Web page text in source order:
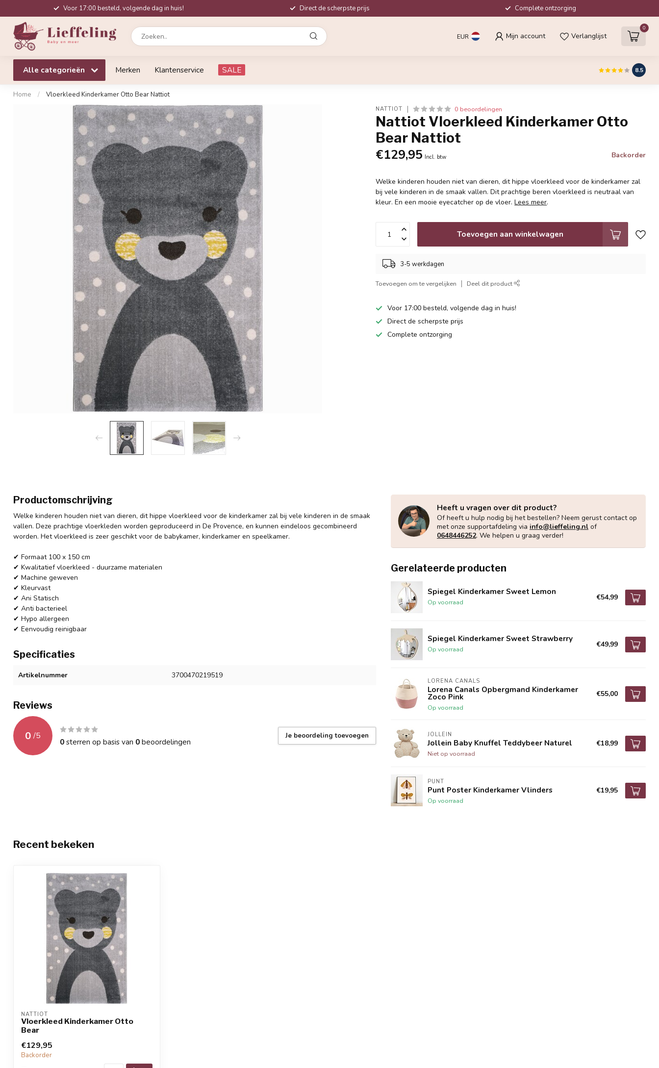
Voor 17:00 besteld, volgende dag in huis! Direct de scherpste prijs Complete ontzorging
EUR Mijn account Verlanglijst
0
Alle categorieën Merken Klantenservice SALE 8.5
Home / Vloerkleed Kinderkamer Otto Bear Nattiot
NATTIOT 0 beoordelingen
Nattiot Vloerkleed Kinderkamer Otto
Bear Nattiot
€129,95 Incl. btw Backorder
Welke kinderen houden niet van dieren, dit hippe vloerkleed voor de kinderkamer zal
bij vele kinderen in de smaak vallen. Dit prachtige beren vloerkleed is neutraal van
kleur. En een mooie eyecatcher op de vloer.Lees meer.
Toevoegen aan winkelwagen
3-5 werkdagen
Toevoegen om te vergelijken Deel dit product
Voor 17:00 besteld, volgende dag in huis!
Direct de scherpste prijs
Complete ontzorging
Productomschrijving
Welke kinderen houden niet van dieren, dit hippe vloerkleed voor de kinderkamer zal bij vele kinderen in de smaak
vallen. Deze prachtige vloerkleden worden geproduceerd in De Provence, en kunnen eindeloos gecombineerd
worden. Het vloerkleed is zeer geschikt voor de babykamer, kinderkamer en speelkamer.
✔ Formaat 100 x 150 cm
✔ Kwalitatief vloerkleed - duurzame materialen
✔ Machine geweven
✔ Kleurvast
✔ Ani Statisch
✔ Anti bacterieel
✔ Hypo allergeen
✔ Eenvoudig reinigbaar
Specificaties
Artikelnummer 3700470219519
Reviews
0 /5
0sterren op basis van 0beoordelingen
Je beoordeling toevoegen
Heeft u vragen over dit product?
Of heeft u hulp nodig bij het bestellen? Neem gerust contact op
met onze supportafdeling via info@lieffeling.nl of
0648446252. We helpen u graag verder!
Gerelateerde producten
Spiegel Kinderkamer Sweet Lemon
Op voorraad
€54,99
Spiegel Kinderkamer Sweet Strawberry
Op voorraad
€49,99
LORENA CANALS
Lorena Canals Opbergmand Kinderkamer
Zoco Pink
Op voorraad
€55,00
JOLLEIN
Jollein Baby Knuffel Teddybeer Naturel
Niet op voorraad
€18,99
PUNT
Punt Poster Kinderkamer Vlinders
Op voorraad
€19,95
Recent bekeken
NATTIOT
Vloerkleed Kinderkamer Otto
Bear
€129,95
Backorder